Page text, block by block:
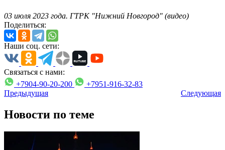
03 июля 2023 года. ГТРК "Нижний Новгород" (видео)
Поделиться:
Наши соц. сети:
Связаться с нами:
+7904-90-20-200
+7951-916-32-83
Предыдущая
Следующая
Новости по теме